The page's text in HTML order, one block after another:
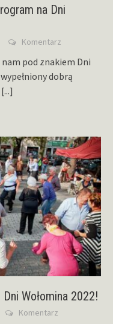
na Dni
Komentarz
nam pod znakiem Dni
dobrą
[...]
Wołomina 2022!
Komentarz